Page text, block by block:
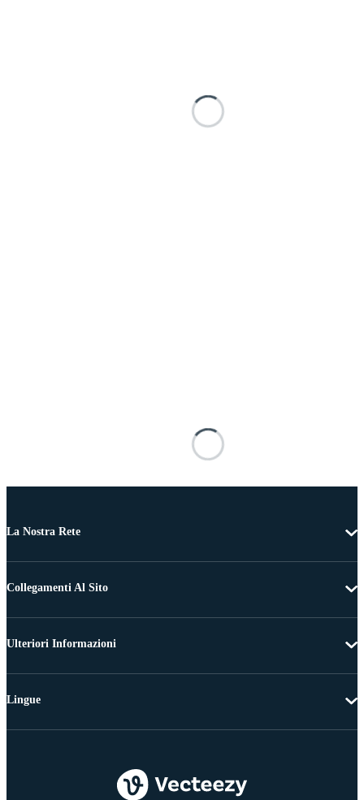
La Nostra Rete
Collegamenti Al Sito
Ulteriori Informazioni
Lingue